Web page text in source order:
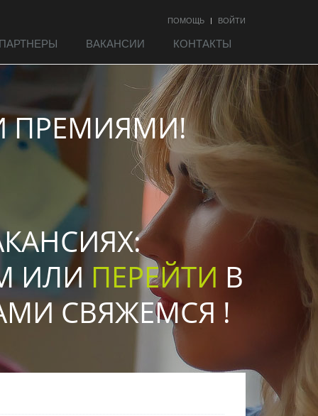
ПОМОЩЬ ВОЙТИ
ПАРТНЕРЫ ВАКАНСИИ КОНТАКТЫ
ПРЕМИЯМИ!
ИЛИ ПЕРЕЙТИ В
СВЯЖЕМСЯ !